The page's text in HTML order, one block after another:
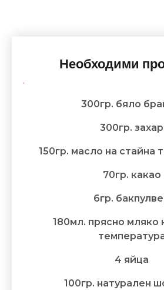
Необходими
300гр. бяло
300гр. захар
150гр. масло на стайна
70гр. какао
6гр.
180мл. прясно мляко
4 яйца
100гр. натурален